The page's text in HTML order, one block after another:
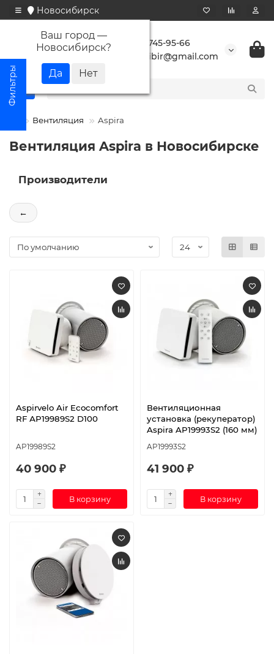
Новосибирск
Ваш город —
Новосибирск?
+7 923 745-95-66
buransibir@gmail.com
Вентиляция Aspira
Вентиляция Aspira в Новосибирске
Производители
←
Aspirvelo Air Ecocomfort
RF АР19989S2 D100
AP19989S2
40 900 ₽
В корзину
Вентиляционная
установка (рекуператор)
Aspira AP19993S2 (160 мм)
AP19993S2
41 900 ₽
В корзину